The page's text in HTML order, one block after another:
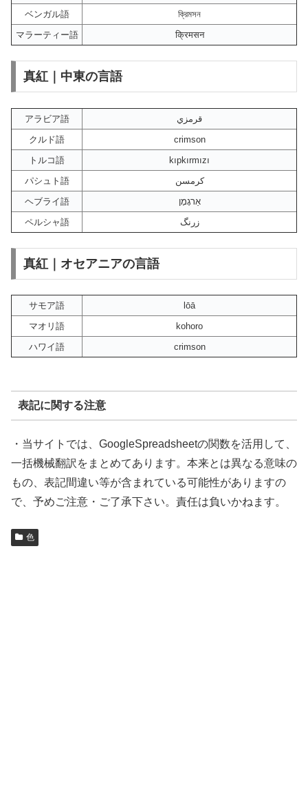
ベンガル語
ক্রিমসন
マラーティー語
क्रिमसन
真紅｜中東の言語
アラビア語
قرمزي
クルド語
crimson
トルコ語
kıpkırmızı
パシュト語
کرمسن
ヘブライ語
אַרגָמָן
ペルシャ語
زرنگ
真紅｜オセアニアの言語
サモア語
lōā
マオリ語
kohoro
ハワイ語
crimson
表記に関する注意
・当サイトでは、GoogleSpreadsheetの関数を活用して、
一括機械翻訳をまとめてあります。本来とは異なる意味の
もの、表記間違い等が含まれている可能性がありますの
で、予めご注意・ご了承下さい。責任は負いかねます。
色